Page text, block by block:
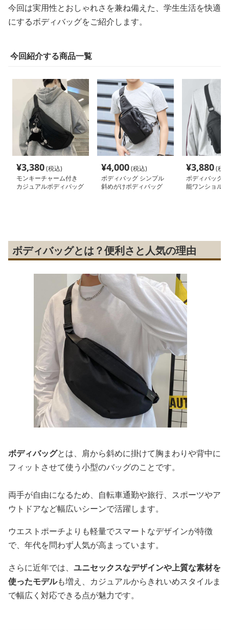
今回は実用性とおしゃれさを兼ね備えた、学生生活を快適
にするボディバッグをご紹介します。
今回紹介する商品一覧
¥3,380(税込)
モンキーチャーム付き
カジュアルボディバッグ
¥4,000(税込)
ボディバッグ シンプル
斜めがけボディバッグ
¥3,880(税
ボディバッグ
能ワンショル
ボディバッグとは？便利さと人気の理由
ボディバッグとは、肩から斜めに掛けて胸まわりや背中に
フィットさせて使う小型のバッグのことです。
両手が自由になるため、自転車通勤や旅行、スポーツやア
ウトドアなど幅広いシーンで活躍します。
ウエストポーチよりも軽量でスマートなデザインが特徴
で、年代を問わず人気が高まっています。
さらに近年では、 ユニセックスなデザインや上質な素材を
使ったモデルも増え、カジュアルからきれいめスタイルま
で幅広く対応できる点が魅力です。